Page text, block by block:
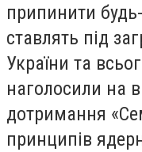
припинити будь-
ставлять під
України та
наголосили на
дотримання
принципів